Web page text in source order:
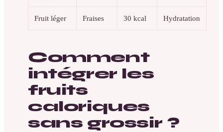
Fruit léger Fraises 30 kcal Hydratation
Comment
intégrer les
fruits
caloriques
sans grossir ?